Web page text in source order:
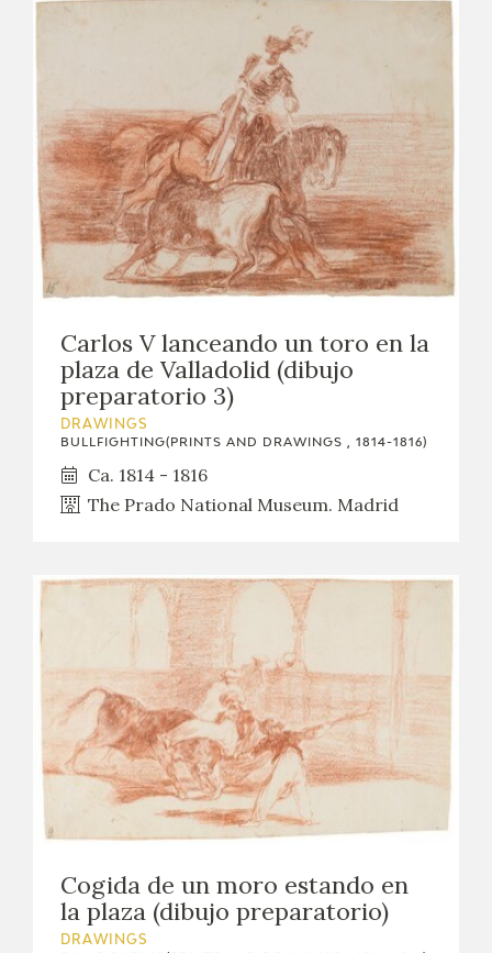
Carlos V lanceando un toro en la
plaza de Valladolid (dibujo
preparatorio 3)
DRAWINGS
BULLFIGHTING(PRINTS AND DRAWINGS , 1814-1816)
Ca. 1814 - 1816
The Prado National Museum. Madrid
Cogida de un moro estando en
la plaza (dibujo preparatorio)
DRAWINGS